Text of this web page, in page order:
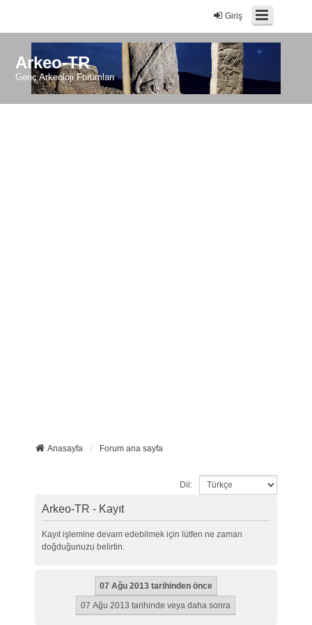
Giriş
Arkeo-TR
Genç Arkeoloji Forumları
Anasayfa Forum ana sayfa
Dil:
Arkeo-TR - Kayıt
Kayıt işlemine devam edebilmek için lütfen ne zaman
doğduğunuzu belirtin.